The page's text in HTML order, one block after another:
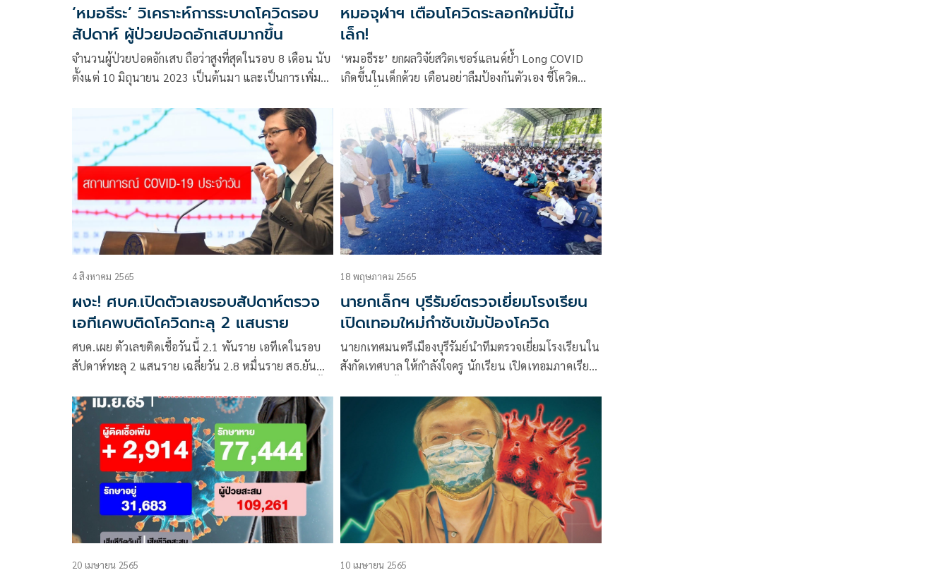
‘หมอธีระ’ วิเคราะห์การระบาดโควิดรอบ
สัปดาห์ ผู้ป่วยปอดอักเสบมากขึ้น
จำนวนผู้ป่วยปอดอักเสบ ถือว่าสูงที่สุดในรอบ 8 เดือน นับ
ตั้งแต่ 10 มิถุนายน 2023 เป็นต้นมา และเป็นการเพิ่ม
หมอจุฬาฯ เตือนโควิดระลอกใหม่นี้ไม่
เล็ก!
‘หมอธีระ’ ยกผลวิจัยสวิตเซอร์แลนด์ย้ำ Long COVID
เกิดขึ้นในเด็กด้วย เตือนอย่าลืมป้องกันตัวเอง ชี้โควิด
4 สิงหาคม 2565
ผงะ! ศบค.เปิดตัวเลขรอบสัปดาห์ตรวจ
เอทีเคพบติดโควิดทะลุ 2 แสนราย
ศบค.เผย ตัวเลขติดเชื้อวันนี้ 2.1 พันราย เอทีเคในรอบ
สัปดาห์ทะลุ 2 แสนราย เฉลี่ยวัน 2.8 หมื่นราย สธ.ยัน
จับตาประชุม ศบค.ชุดใหญ่ 19 ส.ค.
18 พฤษภาคม 2565
นายกเล็กฯ บุรีรัมย์ตรวจเยี่ยมโรงเรียน
เปิดเทอมใหม่กำชับเข้มป้องโควิด
นายกเทศมนตรีเมืองบุรีรัมย์นำทีมตรวจเยี่ยมโรงเรียนใน
สังกัดเทศบาล ให้กำลังใจครู นักเรียน เปิดเทอมภาคเรียน
20 เมษายน 2565 10 เมษายน 2565